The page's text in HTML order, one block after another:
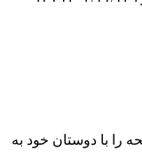
را با دوستان خود به